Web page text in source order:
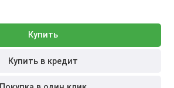
Купить
Купить в кредит